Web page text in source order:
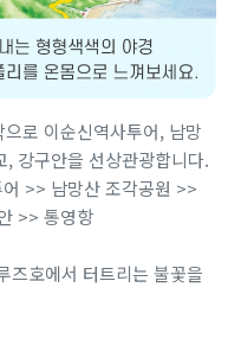
로 이순신역사투어, 남망
강구안을 선상관광합니다.
>> 남망산 조각공원 >>
>> 통영항
호에서 터트리는 불꽃을